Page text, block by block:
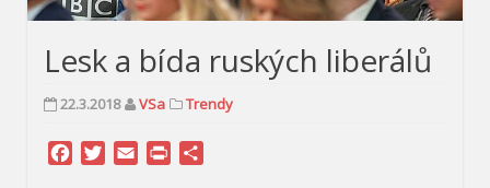
Lesk a bída ruských liberálů
22.3.2018 VSa Trendy
Facebook
Twitter
Email Print